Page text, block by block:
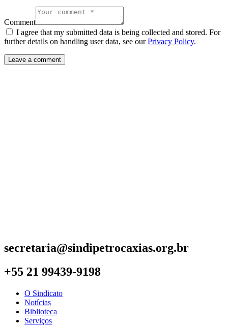
Comment
I agree that my submitted data is being collected and stored. For
further details on handling user data, see ourPrivacy Policy.
secretaria@sindipetrocaxias.org.br
+55 21 99439-9198
O Sindicato
Notícias
Biblioteca
Serviços